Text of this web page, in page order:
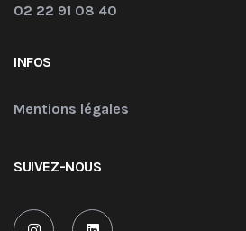
02 22 91 08 40
INFOS
Mentions légales
SUIVEZ-NOUS